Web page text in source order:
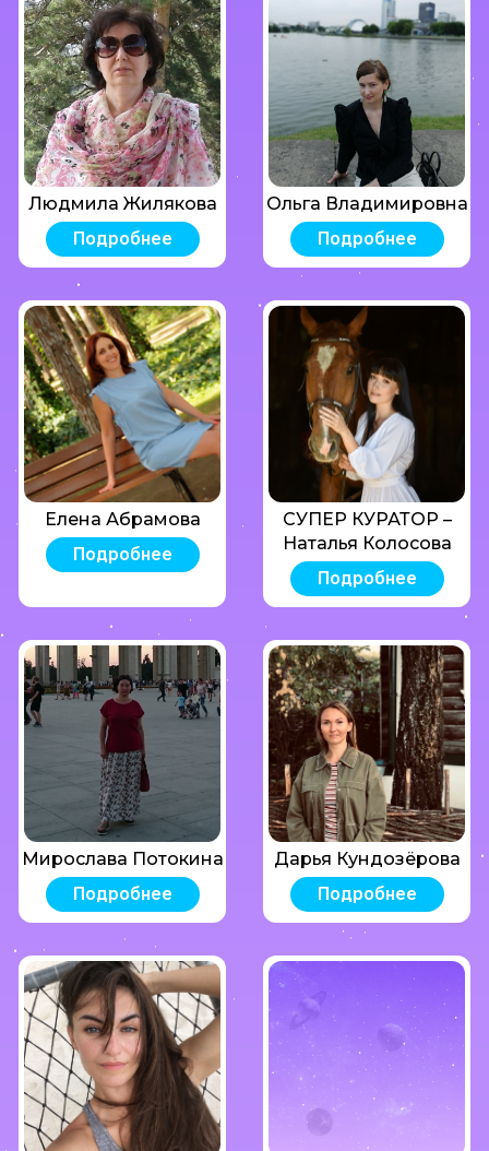
Людмила Жилякова
Подробнее
Ольга Владимировна
Подробнее
Елена Абрамова
Подробнее
СУПЕР КУРАТОР –
Наталья Колосова
Подробнее
Мирослава Потокина
Подробнее
Дарья Кундозёрова
Подробнее